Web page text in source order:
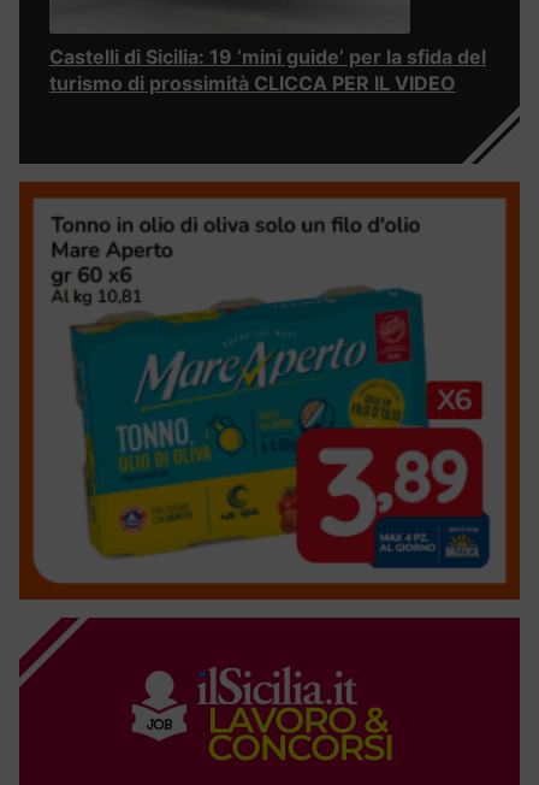
Castelli di Sicilia: 19 ‘mini guide’ per la sfida del
turismo di prossimità CLICCA PER IL VIDEO